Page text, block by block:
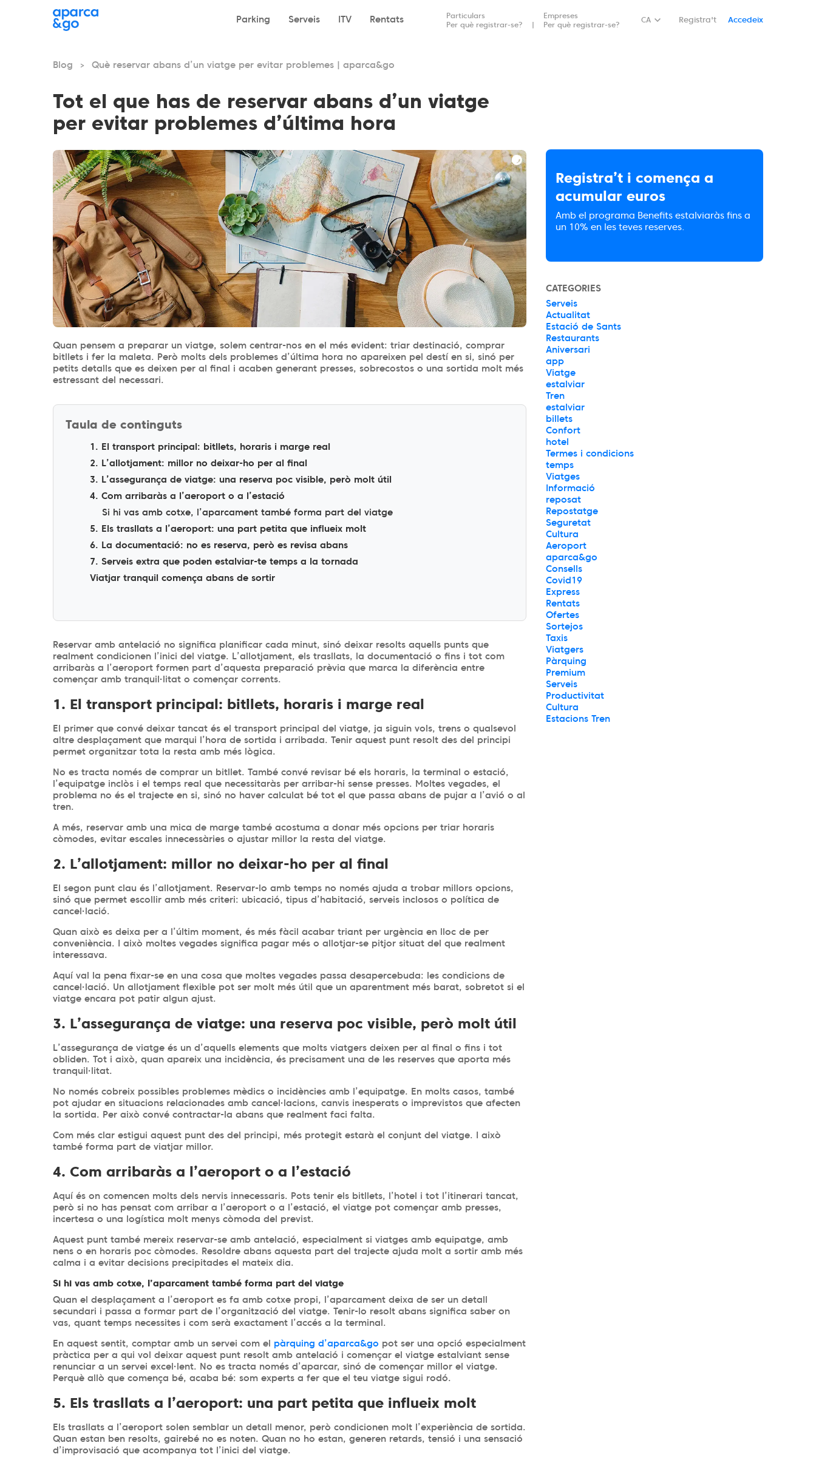
Parking Serveis ITV Rentats
Particulars
Per què registrar-se?
Empreses
Per què registrar-se?
CA Registra't Accedeix
Blog > Què reservar abans d’un viatge per evitar problemes | aparca&go
Tot el que has de reservar abans d’un viatge
per evitar problemes d’última hora
Quan pensem a preparar un viatge, solem centrar-nos en el més evident: triar destinació, comprar
bitllets i fer la maleta. Però molts dels problemes d’última hora no apareixen pel destí en si, sinó per
petits detalls que es deixen per al final i acaben generant presses, sobrecostos o una sortida molt més
estressant del necessari.
Taula de continguts
1. El transport principal: bitllets, horaris i marge real
2. L’allotjament: millor no deixar-ho per al final
3. L’assegurança de viatge: una reserva poc visible, però molt útil
4. Com arribaràs a l’aeroport o a l’estació
Si hi vas amb cotxe, l’aparcament també forma part del viatge
5. Els trasllats a l’aeroport: una part petita que influeix molt
6. La documentació: no es reserva, però es revisa abans
7. Serveis extra que poden estalviar-te temps a la tornada
Viatjar tranquil comença abans de sortir
Reservar amb antelació no significa planificar cada minut, sinó deixar resolts aquells punts que
realment condicionen l’inici del viatge. L’allotjament, els trasllats, la documentació o fins i tot com
arribaràs a l’aeroport formen part d’aquesta preparació prèvia que marca la diferència entre
començar amb tranquil·litat o començar corrents.
1. El transport principal: bitllets, horaris i marge real
El primer que convé deixar tancat és el transport principal del viatge, ja siguin vols, trens o qualsevol
altre desplaçament que marqui l’hora de sortida i arribada. Tenir aquest punt resolt des del principi
permet organitzar tota la resta amb més lògica.
No es tracta només de comprar un bitllet. També convé revisar bé els horaris, la terminal o estació,
l’equipatge inclòs i el temps real que necessitaràs per arribar-hi sense presses. Moltes vegades, el
problema no és el trajecte en si, sinó no haver calculat bé tot el que passa abans de pujar a l’avió o al
tren.
A més, reservar amb una mica de marge també acostuma a donar més opcions per triar horaris
còmodes, evitar escales innecessàries o ajustar millor la resta del viatge.
2. L’allotjament: millor no deixar-ho per al final
El segon punt clau és l’allotjament. Reservar-lo amb temps no només ajuda a trobar millors opcions,
sinó que permet escollir amb més criteri: ubicació, tipus d’habitació, serveis inclosos o política de
cancel·lació.
Quan això es deixa per a l’últim moment, és més fàcil acabar triant per urgència en lloc de per
conveniència. I això moltes vegades significa pagar més o allotjar-se pitjor situat del que realment
interessava.
Aquí val la pena fixar-se en una cosa que moltes vegades passa desapercebuda: les condicions de
cancel·lació. Un allotjament flexible pot ser molt més útil que un aparentment més barat, sobretot si el
viatge encara pot patir algun ajust.
3. L’assegurança de viatge: una reserva poc visible, però molt útil
L’assegurança de viatge és un d’aquells elements que molts viatgers deixen per al final o fins i tot
obliden. Tot i això, quan apareix una incidència, és precisament una de les reserves que aporta més
tranquil·litat.
No només cobreix possibles problemes mèdics o incidències amb l’equipatge. En molts casos, també
pot ajudar en situacions relacionades amb cancel·lacions, canvis inesperats o imprevistos que afecten
la sortida. Per això convé contractar-la abans que realment faci falta.
Com més clar estigui aquest punt des del principi, més protegit estarà el conjunt del viatge. I això
també forma part de viatjar millor.
4. Com arribaràs a l’aeroport o a l’estació
Aquí és on comencen molts dels nervis innecessaris. Pots tenir els bitllets, l’hotel i tot l’itinerari tancat,
però si no has pensat com arribar a l’aeroport o a l’estació, el viatge pot començar amb presses,
incertesa o una logística molt menys còmoda del previst.
Aquest punt també mereix reservar-se amb antelació, especialment si viatges amb equipatge, amb
nens o en horaris poc còmodes. Resoldre abans aquesta part del trajecte ajuda molt a sortir amb més
calma i a evitar decisions precipitades el mateix dia.
Si hi vas amb cotxe, l’aparcament també forma part del viatge
Quan el desplaçament a l’aeroport es fa amb cotxe propi, l’aparcament deixa de ser un detall
secundari i passa a formar part de l’organització del viatge. Tenir-lo resolt abans significa saber on
vas, quant temps necessites i com serà exactament l’accés a la terminal.
En aquest sentit, comptar amb un servei com el pàrquing d’aparca&go pot ser una opció especialment
pràctica per a qui vol deixar aquest punt resolt amb antelació i començar el viatge estalviant sense
renunciar a un servei excel·lent. No es tracta només d’aparcar, sinó de començar millor el viatge.
Perquè allò que comença bé, acaba bé: som experts a fer que el teu viatge sigui rodó.
5. Els trasllats a l’aeroport: una part petita que influeix molt
Els trasllats a l’aeroport solen semblar un detall menor, però condicionen molt l’experiència de sortida.
Quan estan ben resolts, gairebé no es noten. Quan no ho estan, generen retards, tensió i una sensació
d’improvisació que acompanya tot l’inici del viatge.
Registra’t i comença a
acumular euros
Amb el programa Benefits estalviaràs fins a
un 10% en les teves reserves.
CATEGORIES
Serveis
Actualitat
Estació de Sants
Restaurants
Aniversari
app
Viatge
estalviar
Tren
estalviar
billets
Confort
hotel
Termes i condicions
temps
Viatges
Informació
reposat
Repostatge
Seguretat
Cultura
Aeroport
aparca&go
Consells
Covid19
Express
Rentats
Ofertes
Sortejos
Taxis
Viatgers
Pàrquing
Premium
Serveis
Productivitat
Cultura
Estacions Tren